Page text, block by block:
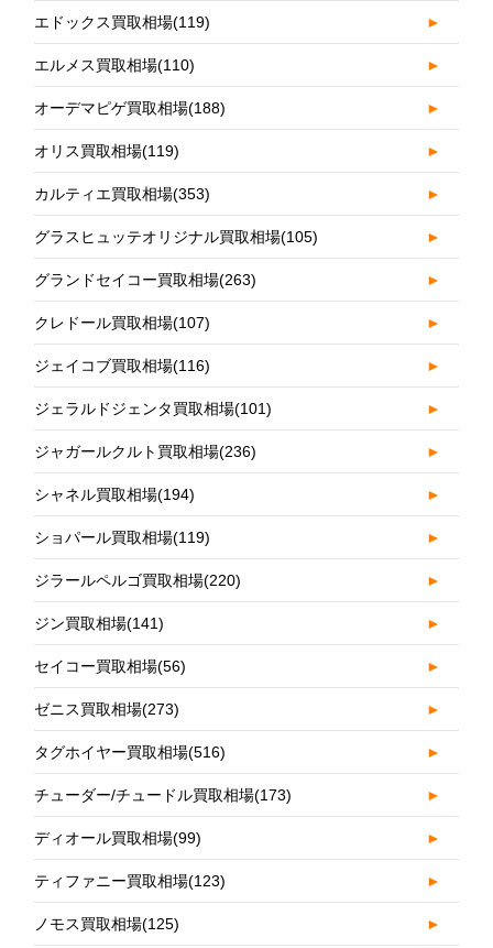
エドックス買取相場(119) ►
エルメス買取相場(110) ►
オーデマピゲ買取相場(188) ►
オリス買取相場(119) ►
カルティエ買取相場(353) ►
グラスヒュッテオリジナル買取相場(105) ►
グランドセイコー買取相場(263) ►
クレドール買取相場(107) ►
ジェイコブ買取相場(116) ►
ジェラルドジェンタ買取相場(101) ►
ジャガールクルト買取相場(236) ►
シャネル買取相場(194) ►
ショパール買取相場(119) ►
ジラールペルゴ買取相場(220) ►
ジン買取相場(141) ►
セイコー買取相場(56) ►
ゼニス買取相場(273) ►
タグホイヤー買取相場(516) ►
チューダー/チュードル買取相場(173) ►
ディオール買取相場(99) ►
ティファニー買取相場(123) ►
ノモス買取相場(125) ►